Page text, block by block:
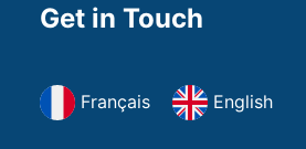
Get in Touch
Français English